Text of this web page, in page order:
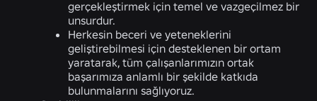
gerçekleştirmek için temel ve vazgeçilmez bir
unsurdur.
Herkesin beceri ve yeteneklerini
geliştirebilmesi için desteklenen bir ortam
yaratarak, tüm çalışanlarımızın ortak
başarımıza anlamlı bir şekilde katkıda
bulunmalarını sağlıyoruz.